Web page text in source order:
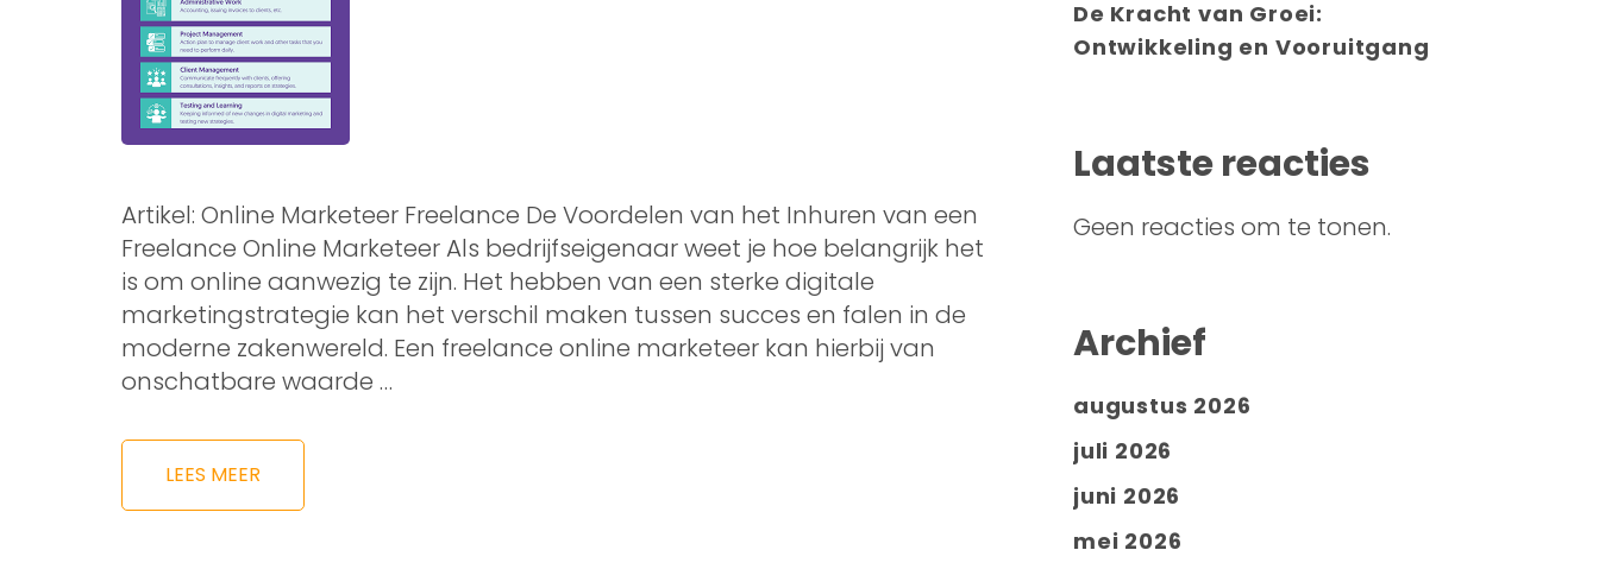
Artikel: Online Marketeer Freelance De Voordelen van het Inhuren van een
Freelance Online Marketeer Als bedrijfseigenaar weet je hoe belangrijk het
is om online aanwezig te zijn. Het hebben van een sterke digitale
marketingstrategie kan het verschil maken tussen succes en falen in de
moderne zakenwereld. Een freelance online marketeer kan hierbij van
onschatbare waarde …
LEES MEER
De Kracht van Groei:
Ontwikkeling en Vooruitgang
Laatste reacties
Geen reacties om te tonen.
Archief
augustus 2026
juli 2026
juni 2026
mei 2026